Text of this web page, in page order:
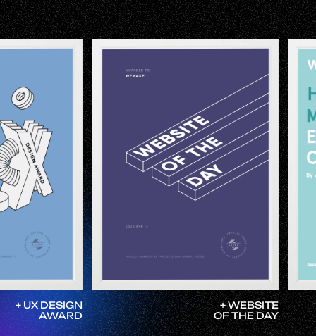
+ WEBSITE
OF THE DAY
+ UX DESIGN
AWARD